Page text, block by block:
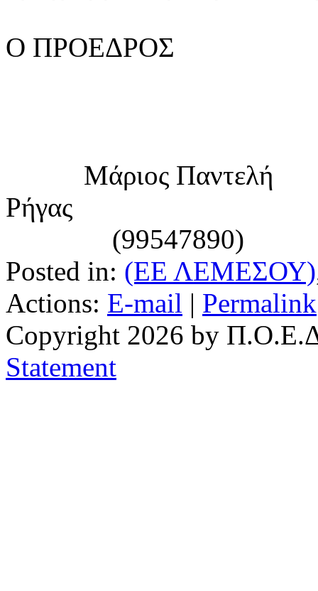
Ο ΠΡΟΕΔΡΟΣ
Μάριος
Ρήγας
Posted in: (ΕΕ ΛΕΜΕΣΟΥ)
Actions: E-mail | Permalink
Copyright 2026 by
Statement